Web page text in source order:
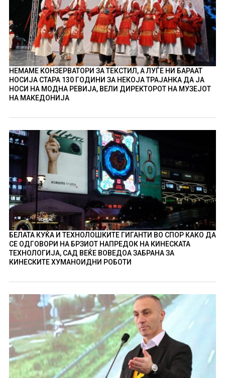
НЕМАМЕ КОНЗЕРВАТОРИ ЗА ТЕКСТИЛ, А ЛУЃЕ НИ БАРААТ
НОСИЈА СТАРА 130 ГОДИНИ ЗА НЕКОЈА ТРАЈАНКА ДА ЈА
НОСИ НА МОДНА РЕВИЈА, ВЕЛИ ДИРЕКТОРОТ НА МУЗЕЈОТ
НА МАКЕДОНИЈА
БЕЛАТА КУЌА И ТЕХНОЛОШКИТЕ ГИГАНТИ ВО СПОР КАКО ДА
СЕ ОДГОВОРИ НА БРЗИОТ НАПРЕДОК НА КИНЕСКАТА
ТЕХНОЛОГИЈА, САД ВЕЌЕ ВОВЕДОА ЗАБРАНА ЗА
КИНЕСКИТЕ ХУМАНОИДНИ РОБОТИ